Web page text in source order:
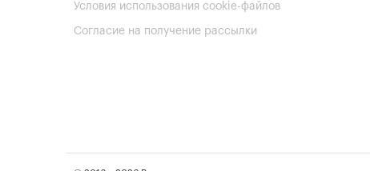
Условия использования cookie-файлов
Согласие на получение рассылки